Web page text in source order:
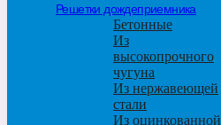
Решетки дождеприемника
Бетонные
Из
высокопрочного
чугуна
Из нержавеющей
стали
Из оцинкованной